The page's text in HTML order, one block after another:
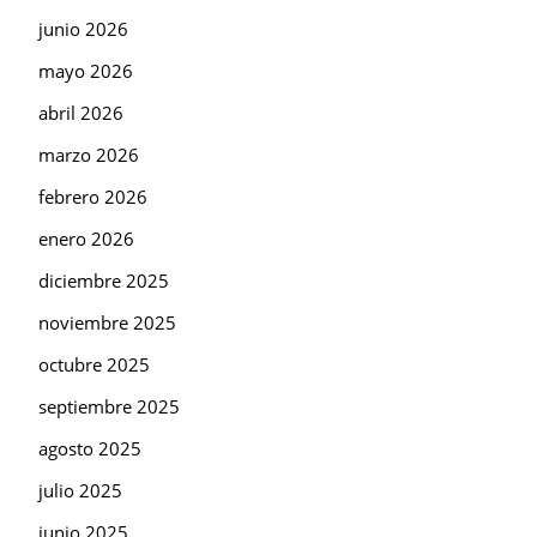
junio 2026
mayo 2026
abril 2026
marzo 2026
febrero 2026
enero 2026
diciembre 2025
noviembre 2025
octubre 2025
septiembre 2025
agosto 2025
julio 2025
junio 2025